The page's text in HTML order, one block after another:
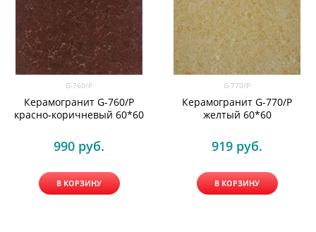
G-760/P
Керамогранит G-760/P
красно-коричневый 60*60
990 руб.
В КОРЗИНУ
G-770/P
Керамогранит G-770/P
желтый 60*60
919 руб.
В КОРЗИНУ